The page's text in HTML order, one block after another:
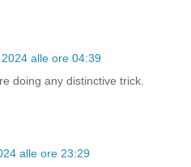
alle ore 04:39
doing any distinctive trick.
alle ore 23:29